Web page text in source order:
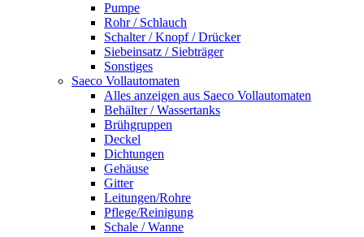
Pumpe
Rohr / Schlauch
Schalter / Knopf / Drücker
Siebeinsatz / Siebträger
Sonstiges
Saeco Vollautomaten
Alles anzeigen aus Saeco Vollautomaten
Behälter / Wassertanks
Brühgruppen
Deckel
Dichtungen
Gehäuse
Gitter
Leitungen/Rohre
Pflege/Reinigung
Schale / Wanne